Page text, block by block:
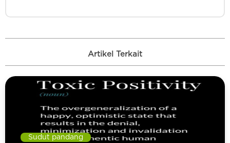
Artikel Terkait
Sudut pandang